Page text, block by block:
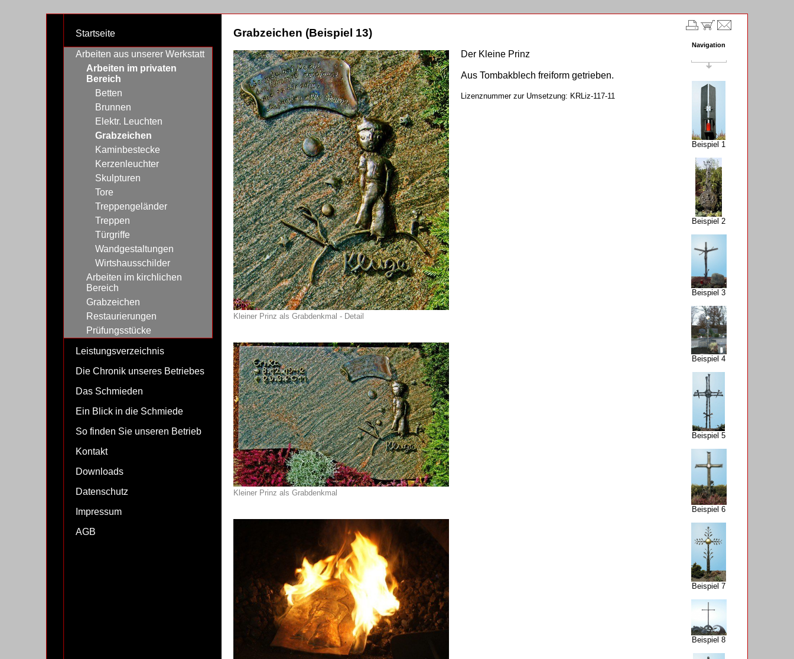
Startseite
Arbeiten aus unserer Werkstatt
Arbeiten im privaten
Bereich
Betten
Brunnen
Elektr. Leuchten
Grabzeichen
Kaminbestecke
Kerzenleuchter
Skulpturen
Tore
Treppengeländer
Treppen
Türgriffe
Wandgestaltungen
Wirtshausschilder
Arbeiten im kirchlichen
Bereich
Grabzeichen
Restaurierungen
Prüfungsstücke
Leistungsverzeichnis
Die Chronik unseres Betriebes
Das Schmieden
Ein Blick in die Schmiede
So finden Sie unseren Betrieb
Kontakt
Downloads
Datenschutz
Impressum
AGB
Grabzeichen (Beispiel 13)
Kleiner Prinz als Grabdenkmal - Detail
Der Kleine Prinz
Aus Tombakblech freiform getrieben.
Lizenznummer zur Umsetzung: KRLiz-117-11
Kleiner Prinz als Grabdenkmal
Navigation
Beispiel 1
Beispiel 2
Beispiel 3
Beispiel 4
Beispiel 5
Beispiel 6
Beispiel 7
Beispiel 8